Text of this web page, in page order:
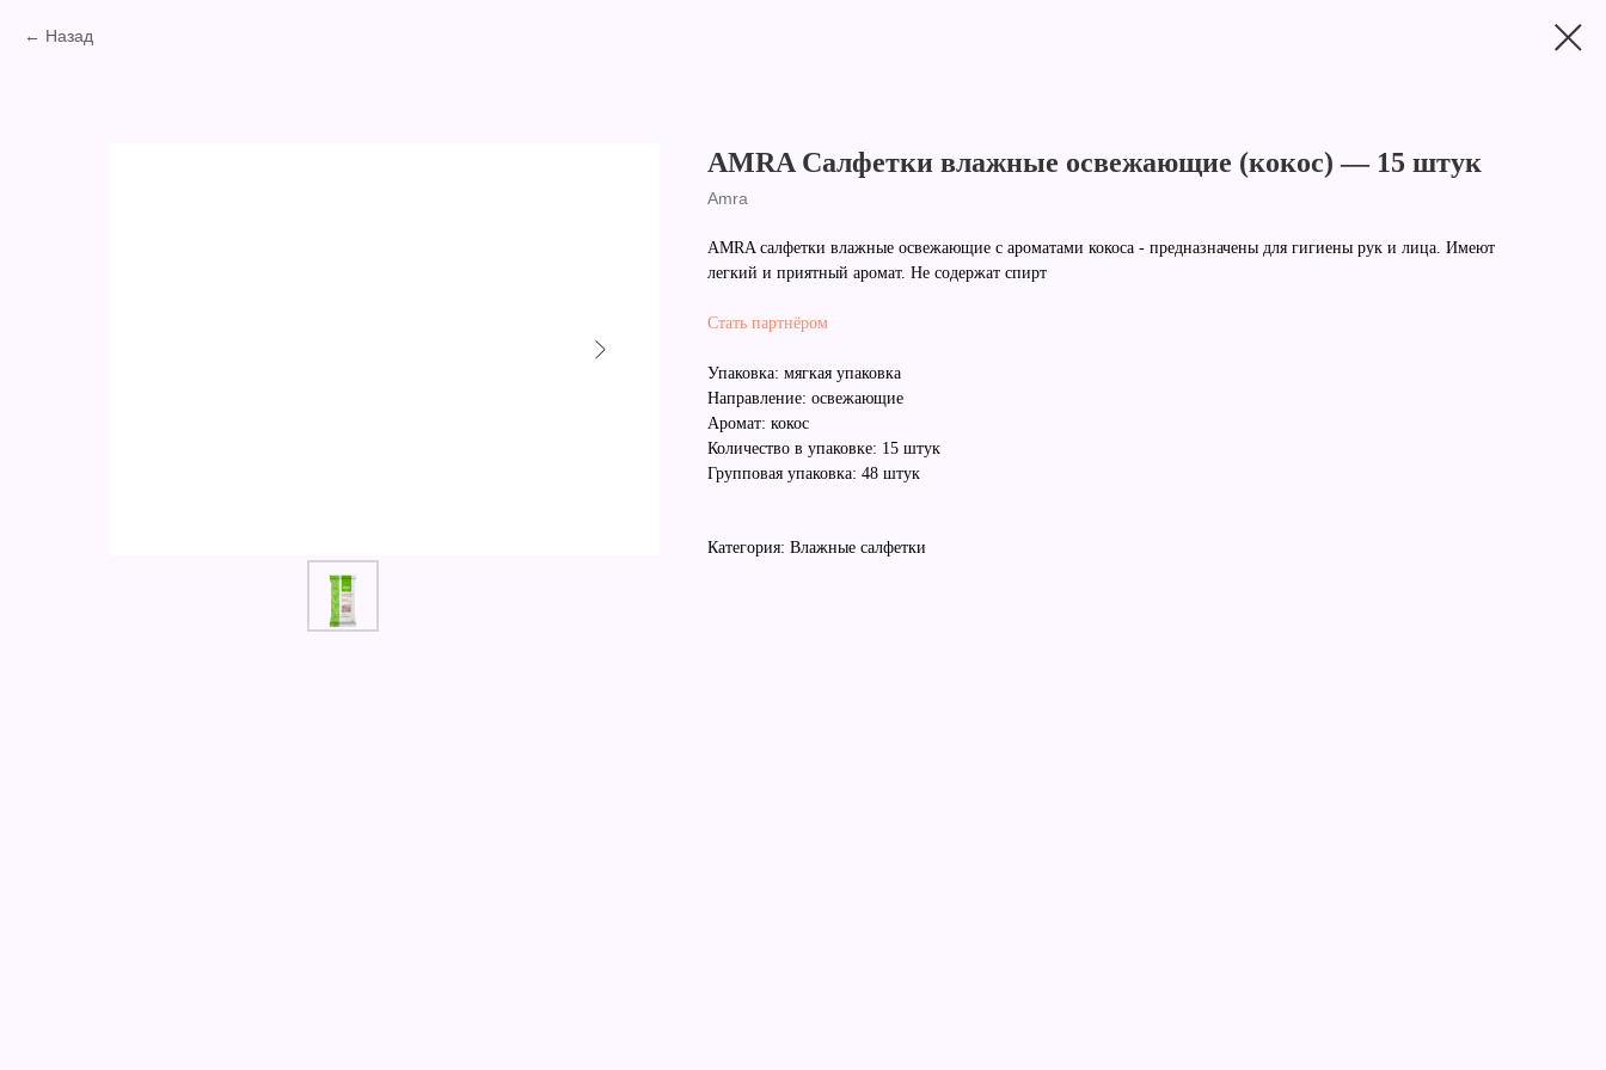
Назад
AMRA Салфетки влажные освежающие (кокос) — 15 штук
Amra
AMRA салфетки влажные освежающие с ароматами кокоса - предназначены для гигиены рук и лица. Имеют
легкий и приятный аромат. Не содержат спирт
Стать партнёром
Упаковка: мягкая упаковка
Направление: освежающие
Аромат: кокос
Количество в упаковке: 15 штук
Групповая упаковка: 48 штук
Категория: Влажные салфетки